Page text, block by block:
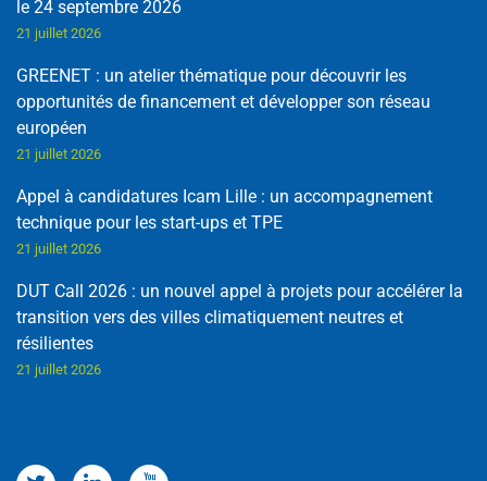
le 24 septembre 2026
21 juillet 2026
GREENET : un atelier thématique pour découvrir les
opportunités de financement et développer son réseau
européen
21 juillet 2026
Appel à candidatures Icam Lille : un accompagnement
technique pour les start-ups et TPE
21 juillet 2026
DUT Call 2026 : un nouvel appel à projets pour accélérer la
transition vers des villes climatiquement neutres et
résilientes
21 juillet 2026